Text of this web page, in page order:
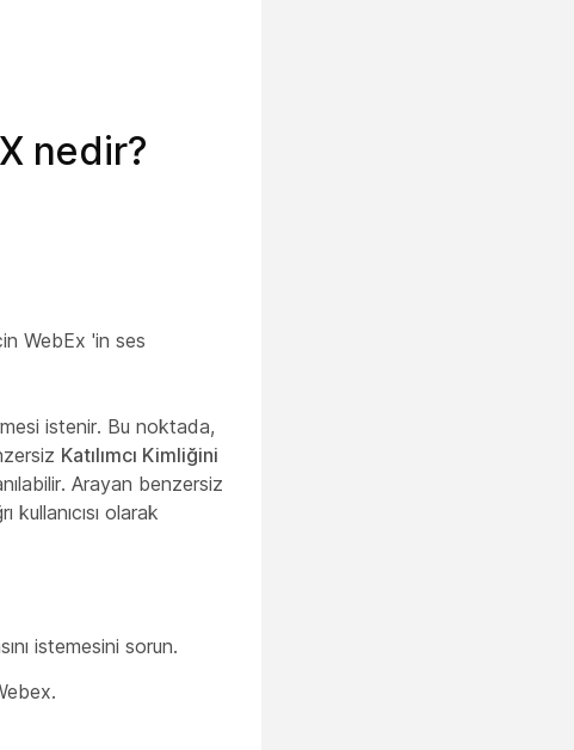
nedir?
WebEx 'in ses
istenir. Bu noktada,
Katılımcı Kimliğini
Arayan benzersiz
kullanıcısı olarak
istemesini sorun.